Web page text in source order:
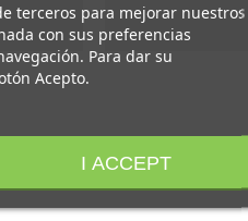
terceros para mejorar nuestros
con sus preferencias
Para dar su
Acepto.
I ACCEPT